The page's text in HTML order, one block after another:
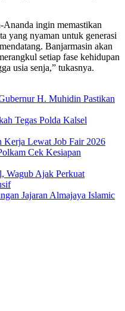
Ananda ingin memastikan
yang nyaman untuk generasi
Banjarmasin akan
setiap fase kehidupan
usia senja,” tukasnya.
H. Muhidin Pastikan
Tegas Polda Kalsel
Kerja Lewat Job Fair 2026
Cek Kesiapan
Wagub Ajak Perkuat
Jajaran Almajaya Islamic